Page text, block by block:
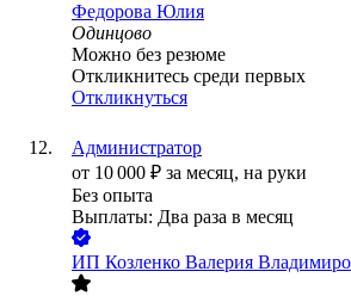
Федорова Юлия
Одинцово
Можно без резюме
Откликнитесь среди первых
Откликнуться
Администратор
от 10 000 ₽ за месяц, на руки
Без опыта
Выплаты: Два раза в месяц
ИП Козленко Валерия